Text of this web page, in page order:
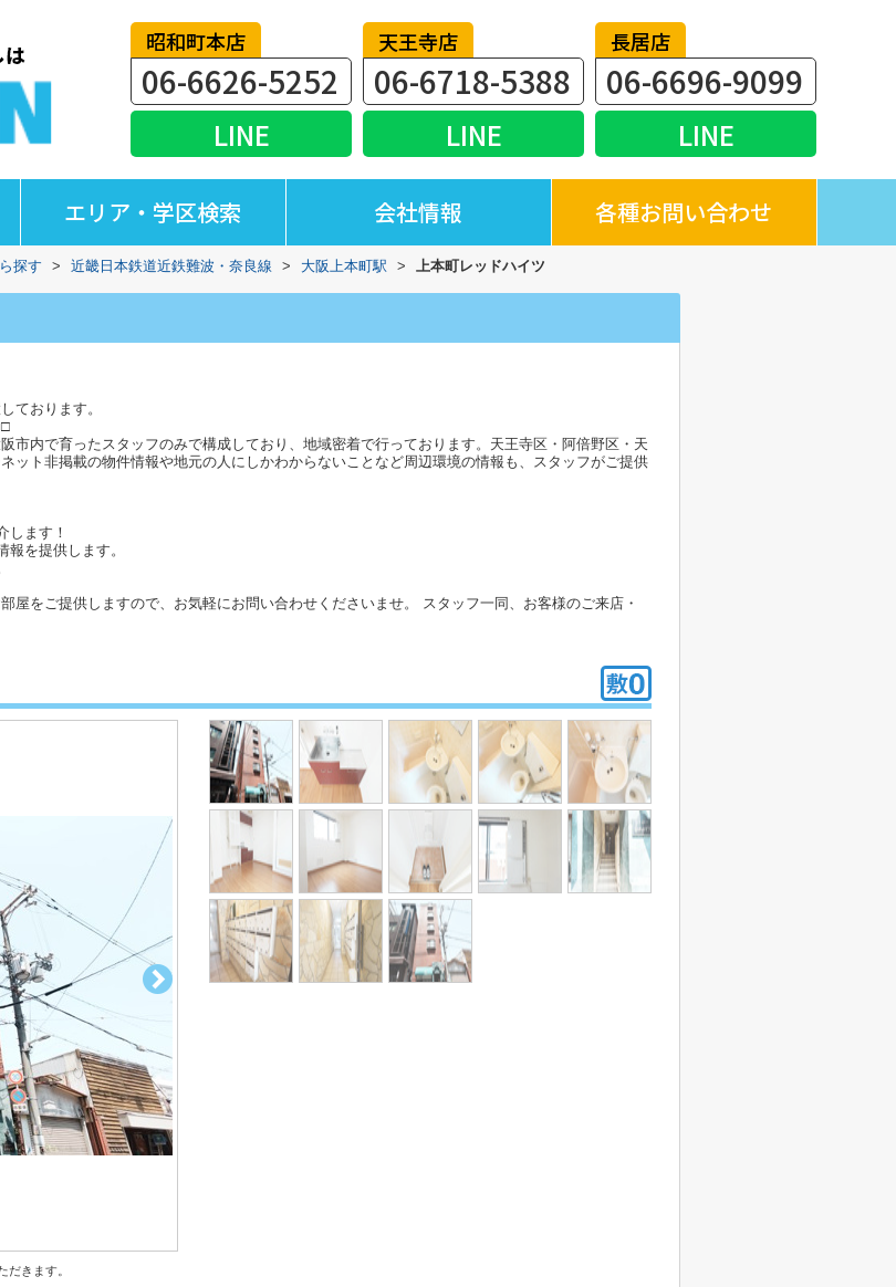
昭和町本店
06-6626-5252
LINE
天王寺店
06-6718-5388
LINE
長居店
06-6696-9099
LINE
エリア・学区検索 会社情報 各種お問い合わせ
探す > 近畿日本鉄道近鉄難波・奈良線 > 大阪上本町駅 > 上本町レッドハイツ
ております。
市内で育ったスタッフのみで構成しており、地域密着で行っております。天王寺区・阿倍野区・天
ット非掲載の物件情報や地元の人にしかわからないことなど周辺環境の情報も、スタッフがご提供
します！
を提供します。
屋をご提供しますので、お気軽にお問い合わせくださいませ。 スタッフ一同、お客様のご来店・
きます。